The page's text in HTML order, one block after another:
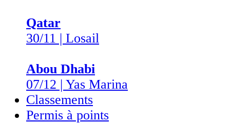
Qatar
30/11 | Losail
Abou Dhabi
07/12 | Yas Marina
Classements
Permis à points